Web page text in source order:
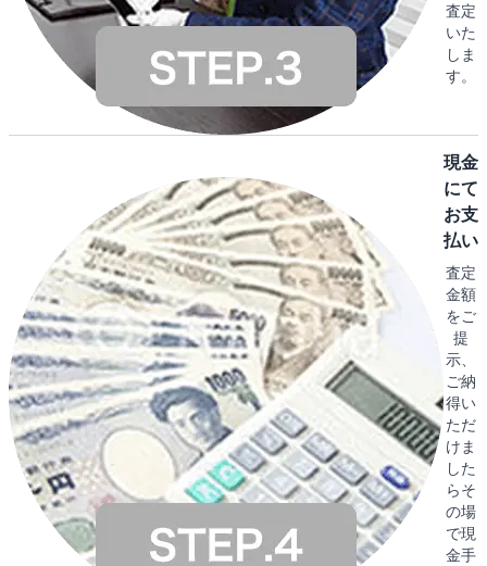
査定
いた
しま
す。
現金
にて
お支
払い
査定
金額
をご
提
示、
ご納
得い
ただ
けま
した
らそ
の場
で現
金手